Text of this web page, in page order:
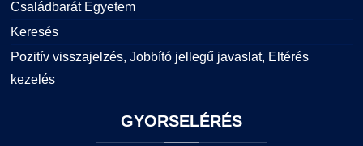
Családbarát Egyetem
Keresés
Pozitív visszajelzés, Jobbító jellegű javaslat, Eltérés
kezelés
GYORSELÉRÉS